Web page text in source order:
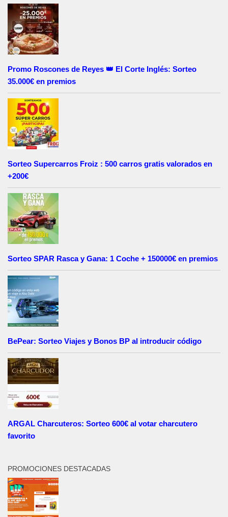
Promo Roscones de Reyes 👑 El Corte Inglés: Sorteo
35.000€ en premios
Sorteo Supercarros Froiz : 500 carros gratis valorados en
+200€
Sorteo SPAR Rasca y Gana: 1 Coche + 150000€ en premios
BePear: Sorteo Viajes y Bonos BP al introducir código
ARGAL Charcuteros: Sorteo 600€ al votar charcutero
favorito
PROMOCIONES DESTACADAS